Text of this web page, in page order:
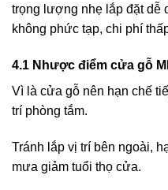
trọng lượng nhẹ lắp đặt dễ
không phức tạp, chi phí
4.1 Nhược điểm cửa gỗ
Vì là cửa gỗ nên hạn chế
trí phòng tắm.
Tránh lắp vị trí bên ngoài,
mưa giảm tuổi thọ cửa.